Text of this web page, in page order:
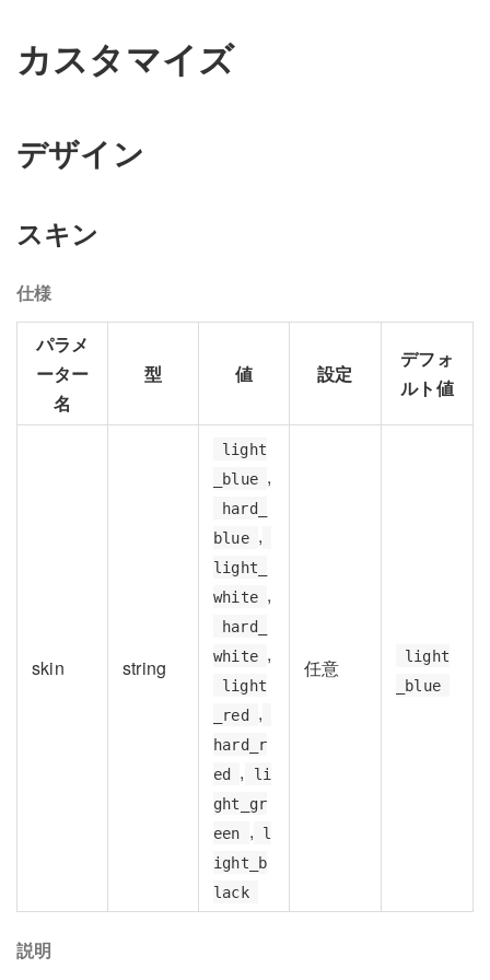
カスタマイズ
デザイン
スキン
仕様
パラメ
ーター
名
型 値 設定
デフォ
ルト値
skin string
light
_blue ,
hard_
blue ,
light_
white ,
hard_
white ,
light
_red ,
hard_r
ed ,
li
ght_gr
een
,
l
ight_b
lack
任意
light
_blue
説明